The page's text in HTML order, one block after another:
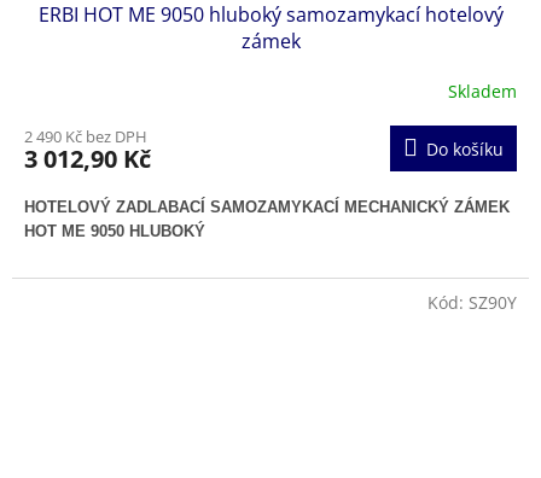
ERBI HOT ME 9050 hluboký samozamykací hotelový
zámek
Skladem
2 490 Kč bez DPH
3 012,90 Kč Do košíku
HOTELOVÝ ZADLABACÍ SAMOZAMYKACÍ MECHANICKÝ ZÁMEK
HOT ME 9050 HLUBOKÝ
Kód: SZ90Y